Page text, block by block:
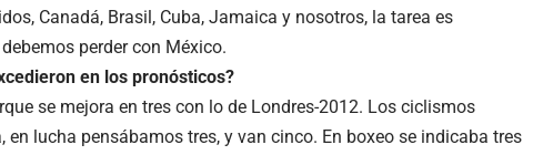
Canadá, Brasil, Cuba, Jamaica y nosotros, la tarea es
perder con México.
en los pronósticos?
se mejora en tres con lo de Londres-2012. Los ciclismos
lucha pensábamos tres, y van cinco. En boxeo se indicaba tres